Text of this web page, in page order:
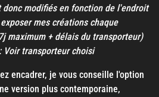
donc modifiés en fonction de l'endroit
mes créations chaque
maximum + délais du transporteur)
Voir transporteur choisi
encadrer, je vous conseille l'option
version plus contemporaine,